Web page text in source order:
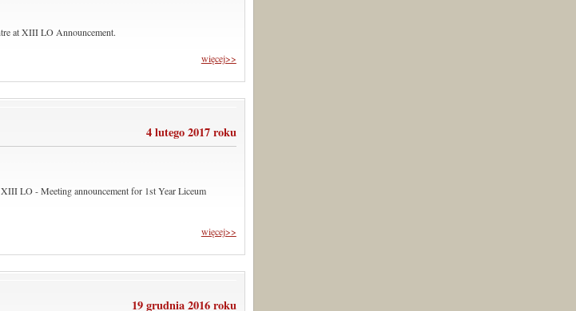
at XIII LO Announcement.
więcej>>
4 lutego 2017 roku
LO - Meeting announcement for 1st Year Liceum
więcej>>
19 grudnia 2016 roku